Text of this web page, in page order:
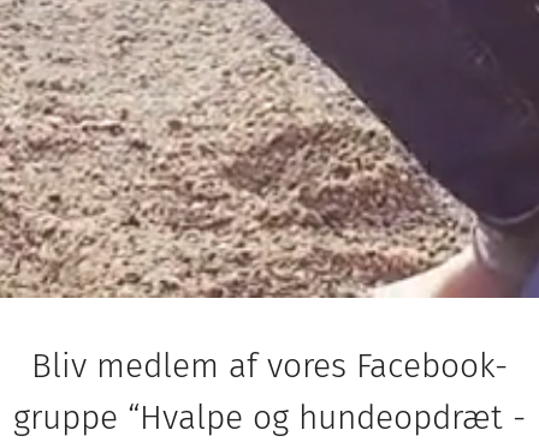
Bliv medlem af vores Facebook-
gruppe “Hvalpe og hundeopdræt -